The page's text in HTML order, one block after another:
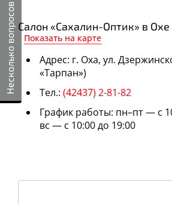
Несколько вопросов Салон «Сахалин-Оптик» в Охе
Показать на карте
Адрес: г. Оха, ул.
«Тарпан»)
Тел.: (42437) 2-81-82
График работы: пн–пт — с
вс — с 10:00 до 19:00